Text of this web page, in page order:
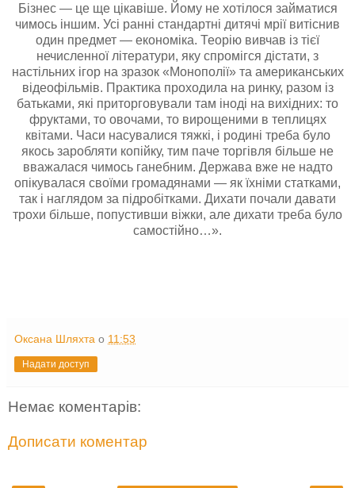
Бізнес — це ще цікавіше. Йому не хотілося займатися
чимось іншим. Усі ранні стандартні дитячі мрії витіснив
один предмет — економіка. Теорію вивчав із тієї
нечисленної літератури, яку спромігся дістати, з
настільних ігор на зразок «Монополії» та американських
відеофільмів. Практика проходила на ринку, разом із
батьками, які приторговували там іноді на вихідних: то
фруктами, то овочами, то вирощеними в теплицях
квітами. Часи насувалися тяжкі, і родині треба було
якось заробляти копійку, тим паче торгівля більше не
вважалася чимось ганебним. Держава вже не надто
опікувалася своїми громадянами — як їхніми статками,
так і наглядом за підробітками. Дихати почали давати
трохи більше, попустивши віжки, але дихати треба було
самостійно…».
Оксана Шляхта о 11:53
Надати доступ
Немає коментарів:
Дописати коментар